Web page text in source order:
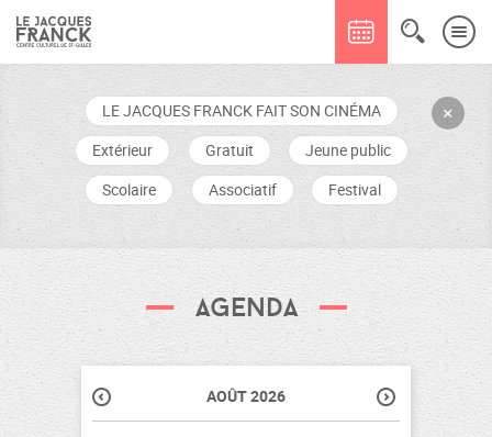
+
LE JACQUES FRANCK FAIT SON CINÉMA
Extérieur
Gratuit
Jeune public
Scolaire
Associatif Festival
Agenda
AOÛT 2026